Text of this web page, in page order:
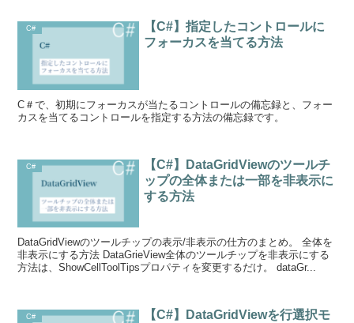
C#
【C#】指定したコントロールに
フォーカスを当てる方法
C＃で、初期にフォーカスが当たるコントロールの備忘録と、フォー
カスを当てるコントロールを指定する方法の備忘録です。
C#
【C#】DataGridViewのツールチ
ップの全体または一部を非表示に
する方法
DataGridViewのツールチップの表示/非表示の仕方のまとめ。 全体を
非表示にする方法 DataGrieView全体のツールチップを非表示にする
方法は、ShowCellToolTipsプロパティを変更するだけ。 dataGr...
C#
【C#】DataGridViewを行選択モ